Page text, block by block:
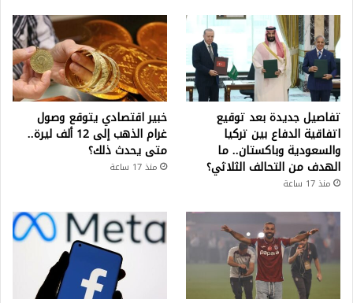
تفاصيل جديدة بعد توقيع
اتفاقية الدفاع بين تركيا
والسعودية وباكستان.. ما
الهدف من التحالف الثلاثي؟
منذ 17 ساعة
خبير اقتصادي يتوقع وصول
غرام الذهب إلى 12 ألف ليرة..
متى يحدث ذلك؟
منذ 17 ساعة